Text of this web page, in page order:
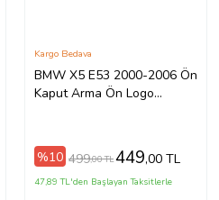
BMW X5 E53 2000-2006 Ön
Kaput Arma Ön Logo
Kargo Bedava
%10 499,00 TL449,00 TL
47,89 TL'den Başlayan Taksitlerle